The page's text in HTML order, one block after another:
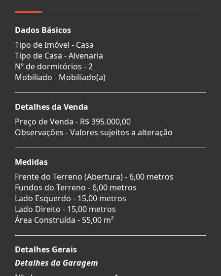
Dados Básicos
Tipo de Imóvel - Casa
Tipo de Casa - Alvenaria
Nº de dormitórios - 2
Mobiliado - Mobiliado(a)
Detalhes da Venda
Preço de Venda - R$ 395.000,00
Observações - Valores sujeitos a alteração
Medidas
Frente do Terreno (Abertura) - 6,00 metros
Fundos do Terreno - 6,00 metros
Lado Esquerdo - 15,00 metros
Lado Direito - 15,00 metros
Área Construída - 55,00 m²
Detalhes Gerais
Detalhes da Garagem